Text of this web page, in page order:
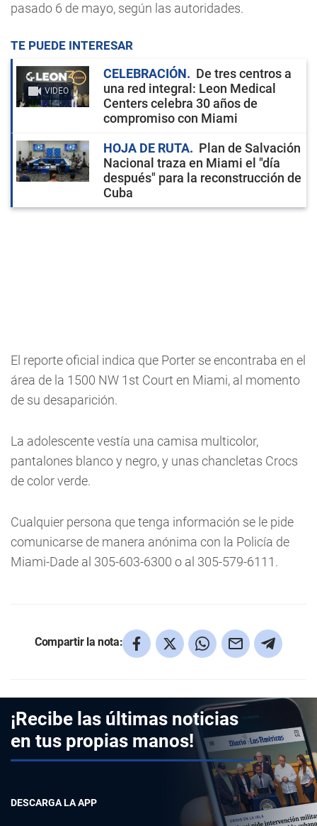
pasado 6 de mayo, según las autoridades.
TE PUEDE INTERESAR
VIDEO
CELEBRACIÓN
De tres centros a
una red integral: Leon Medical
Centers celebra 30 años de
compromiso con Miami
HOJA DE RUTA
Plan de Salvación
Nacional traza en Miami el "día
después" para la reconstrucción de
Cuba
El reporte oficial indica que Porter se encontraba en el
área de la 1500 NW 1st Court en Miami, al momento
de su desaparición.
La adolescente vestía una camisa multicolor,
pantalones blanco y negro, y unas chancletas Crocs
de color verde.
Cualquier persona que tenga información se le pide
comunicarse de manera anónima con la Policía de
Miami-Dade al 305-603-6300 o al 305-579-6111.
Compartir la nota:
¡Recibe las últimas noticias
en tus propias manos!
DESCARGA LA APP